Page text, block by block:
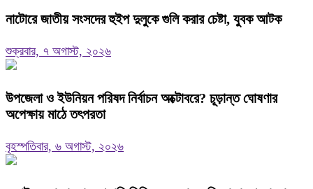
নাটোরে জাতীয় সংসদের হুইপ দুলুকে গুলি করার চেষ্টা, যুবক আটক
শুক্রবার, ৭ অগাস্ট, ২০২৬
উপজেলা ও ইউনিয়ন পরিষদ নির্বাচন অক্টোবরে? চূড়ান্ত ঘোষণার
অপেক্ষায় মাঠে তৎপরতা
বৃহস্পতিবার, ৬ অগাস্ট, ২০২৬